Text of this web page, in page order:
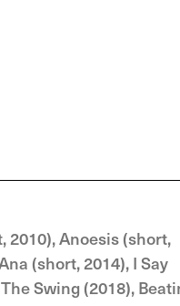
2010), Anoesis (short,
(short, 2014), I Say
Swing (2018),